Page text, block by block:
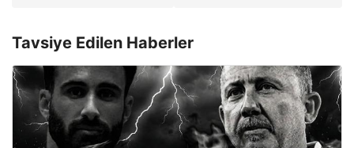
Tavsiye Edilen Haberler